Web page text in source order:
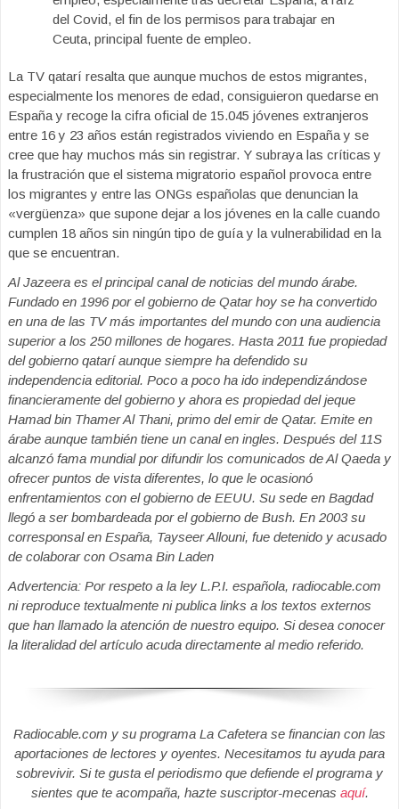
del Covid, el fin de los permisos para trabajar en
Ceuta, principal fuente de empleo.
La TV qatarí resalta que aunque muchos de estos migrantes,
especialmente los menores de edad, consiguieron quedarse en
España y recoge la cifra oficial de 15.045 jóvenes extranjeros
entre 16 y 23 años están registrados viviendo en España y se
cree que hay muchos más sin registrar. Y subraya las críticas y
la frustración que el sistema migratorio español provoca entre
los migrantes y entre las ONGs españolas que denuncian la
«vergüenza» que supone dejar a los jóvenes en la calle cuando
cumplen 18 años sin ningún tipo de guía y la vulnerabilidad en la
que se encuentran.
Al Jazeera es el principal canal de noticias del mundo árabe.
Fundado en 1996 por el gobierno de Qatar hoy se ha convertido
en una de las TV más importantes del mundo con una audiencia
superior a los 250 millones de hogares. Hasta 2011 fue propiedad
del gobierno qatarí aunque siempre ha defendido su
independencia editorial. Poco a poco ha ido independizándose
financieramente del gobierno y ahora es propiedad del jeque
Hamad bin Thamer Al Thani, primo del emir de Qatar. Emite en
árabe aunque también tiene un canal en ingles. Después del 11S
alcanzó fama mundial por difundir los comunicados de Al Qaeda y
ofrecer puntos de vista diferentes, lo que le ocasionó
enfrentamientos con el gobierno de EEUU. Su sede en Bagdad
llegó a ser bombardeada por el gobierno de Bush. En 2003 su
corresponsal en España, Tayseer Allouni, fue detenido y acusado
de colaborar con Osama Bin Laden
Advertencia: Por respeto a la ley L.P.I. española, radiocable.com
ni reproduce textualmente ni publica links a los textos externos
que han llamado la atención de nuestro equipo. Si desea conocer
la literalidad del artículo acuda directamente al medio referido.
Radiocable.com y su programa La Cafetera se financian con las
aportaciones de lectores y oyentes. Necesitamos tu ayuda para
sobrevivir. Si te gusta el periodismo que defiende el programa y
sientes que te acompaña, hazte suscriptor-mecenas aquí.